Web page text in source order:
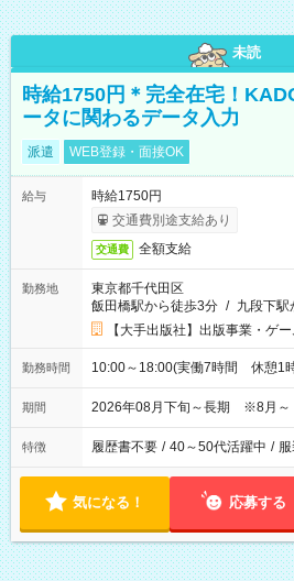
未読
時給1750円＊完全在宅！
ータに関わるデータ入力
派遣 WEB登録・面接OK
給与
時給1750円
交通費別途支給あり
交通費 全額支給
勤務地
東京都千代田区
飯田橋駅から徒歩3分 / 九段下駅
【大手出版社】出版事業・ゲ
勤務時間 10:00～18:00(実働7時間 休憩1
期間 2026年08月下旬～長期 ※8月～
特徴 履歴書不要 / 40～50代活躍中 /
気になる！ 応募する